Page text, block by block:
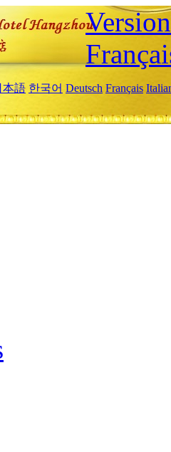
本語 한국어 Deutsch Français